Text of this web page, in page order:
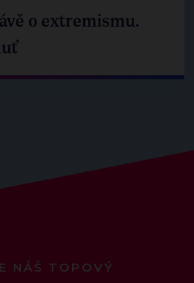
o extremismu.
NÁŠ TOPOVÝ